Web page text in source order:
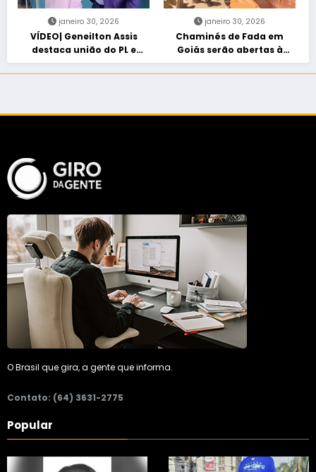
janeiro 30, 2026
VÍDEO| Geneilton Assis
destaca união do PL e
consolidação de apoio a
Maycon Tombini em Jataí
janeiro 30, 2026
Chaminés de Fada em
Goiás serão abertas à
visitação controlada
O Brasil que gira, a gente que informa.
Contato: (64) 3631-2775
Popular